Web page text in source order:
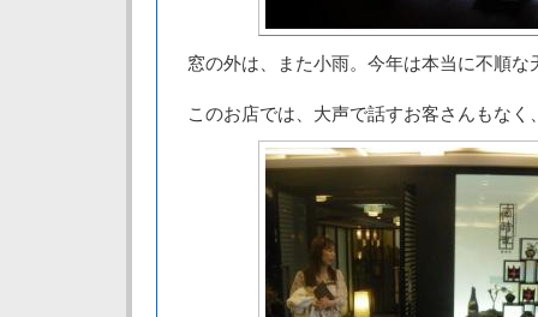
窓の外は、また小雨。今年は本当に不順な
このお店では、大声で話すお客さんもなく